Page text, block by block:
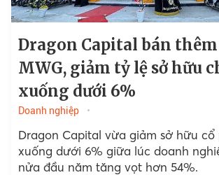
Dragon Capital bán
MWG, giảm tỷ lệ sở hữu
xuống dưới 6%
Doanh nghiệp
Dragon Capital vừa giảm sở hữu cổ
xuống dưới 6% giữa lúc doanh
nửa đầu năm tăng vọt hơn 54%.